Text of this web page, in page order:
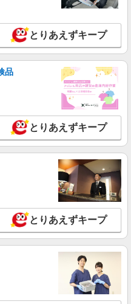
とりあえずキープ
品
とりあえずキープ
とりあえずキープ